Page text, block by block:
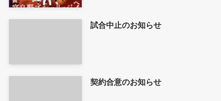
試合中止のお知らせ
契約合意のお知らせ